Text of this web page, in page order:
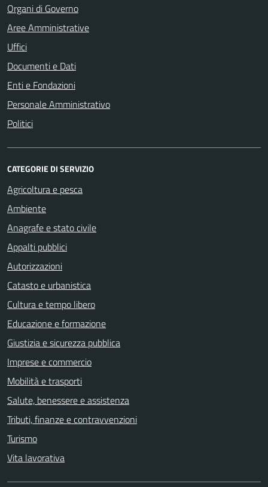
Organi di Governo
Aree Amministrative
Uffici
Documenti e Dati
Enti e Fondazioni
Personale Amministrativo
Politici
CATEGORIE DI SERVIZIO
Agricoltura e pesca
Ambiente
Anagrafe e stato civile
Appalti pubblici
Autorizzazioni
Catasto e urbanistica
Cultura e tempo libero
Educazione e formazione
Giustizia e sicurezza pubblica
Imprese e commercio
Mobilità e trasporti
Salute, benessere e assistenza
Tributi, finanze e contravvenzioni
Turismo
Vita lavorativa